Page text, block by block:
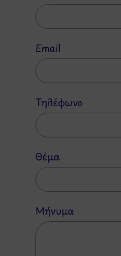
Email
Τηλέφωνο
Θέμα
Μήνυμα